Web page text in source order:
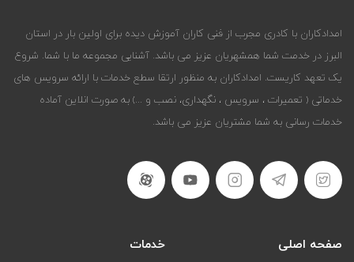
امدادکاران با کادری مجرب از فنی کاران آموزش دیده برای اولین بار در استان
البرز در خدمت شما همشهریان عزیز می باشد. آشنایی مجموعه ما با شما. شروع
یک تعهد کاریست. امدادکاران به منظور ارتقا سطع خدمات با ارائه سرویس های
خدماتی ( تعمیرات ، سرویس ، نگهداری، نصب و ...) به صورت انلاین آماده
خدمات رسانی به شما مشتریان عزیز می باشد.
صفحه اصلی خدمات